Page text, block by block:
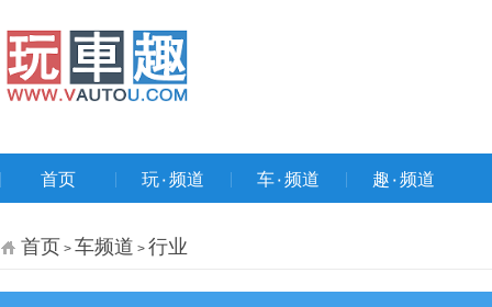
首页 玩۰频道 车۰频道 趣۰频道
首页 > 车频道 > 行业